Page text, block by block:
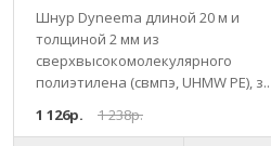
Шнур Dyneema длиной 20 м и
толщиной 2 мм из
cверхвысокомолекулярного
полиэтилена (свмпэ, UHMW PE), з..
1 126р.
1 238р.